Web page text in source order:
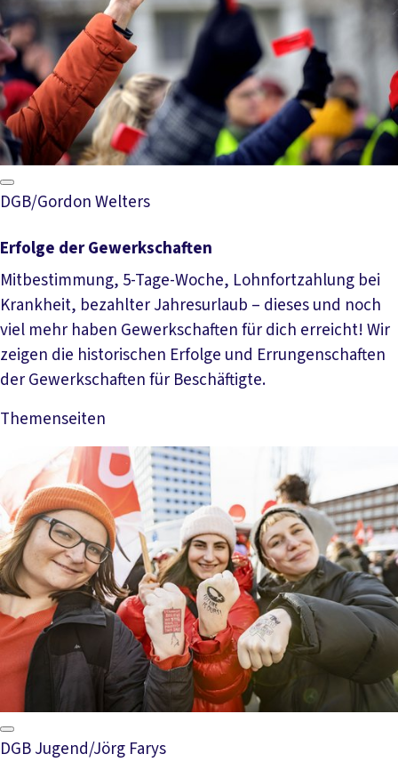
DGB/Gordon Welters
Erfolge der Gewerkschaften
Mitbestimmung, 5-Tage-Woche, Lohnfortzahlung bei
Krankheit, bezahlter Jahresurlaub – dieses und noch
viel mehr haben Gewerkschaften für dich erreicht! Wir
zeigen die historischen Erfolge und Errungenschaften
der Gewerkschaften für Beschäftigte.
Themenseiten
Mehr lesen
DGB Jugend/Jörg Farys